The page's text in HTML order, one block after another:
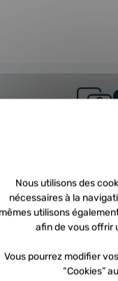
choisir un
trouve le turbo
ce qu’une
Nous utilisons des
nécessaires à la
mêmes utilisons
afin de vous offrir
Vous pourrez modifier
“Cookies”